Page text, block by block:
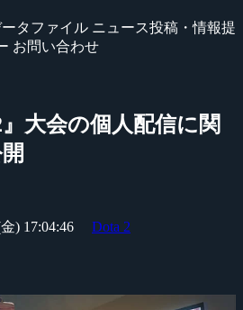
タファイル ニュース投稿・情報提
お問い合わせ
大会の個人配信に関
) 17:04:46 Dota 2